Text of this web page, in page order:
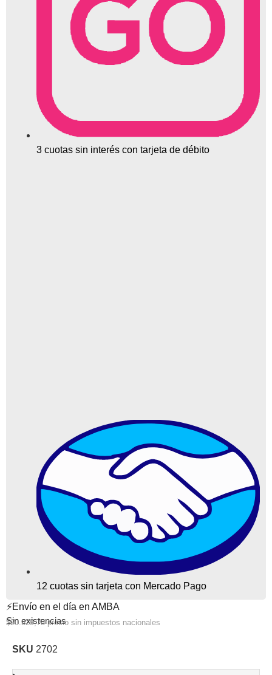
3 cuotas sin interés con tarjeta de débito
12 cuotas sin tarjeta con Mercado Pago
⚡Envío en el día en AMBA
$20.329,75precio sin impuestos nacionales
Sin existencias
SKU 2702